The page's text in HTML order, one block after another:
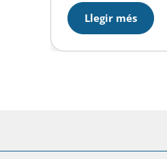
acaba 11ena. La
estat Monica
Mollerusa i el podi
Carla Escrich, del
Llegir més